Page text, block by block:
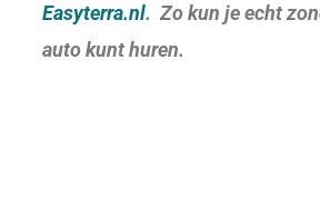
Easyterra.nl. Zo kun je echt
auto kunt huren.